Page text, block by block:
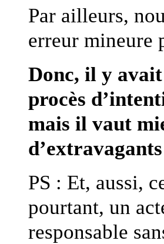
Par ailleurs,
erreur mineure
Donc, il y
procès
mais il vaut
PS : Et, aussi,
pourtant, un
responsable